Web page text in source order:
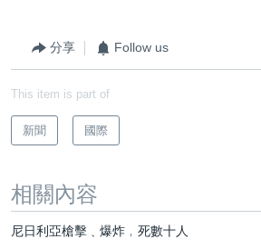
分享 Follow us
This item is part of
新聞 國際
相關內容
尼日利亞槍擊﹑爆炸﹐死數十人